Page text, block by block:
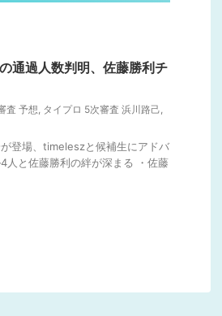
通過人数判明、佐藤勝利チ
査 予想, タイプロ 5次審査 浜川路己,
登場、timeleszと候補生にアドバ
と佐藤勝利の絆が深まる ・佐藤